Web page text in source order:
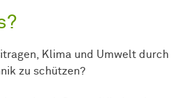
Klima und Umwelt durch
zu schützen?